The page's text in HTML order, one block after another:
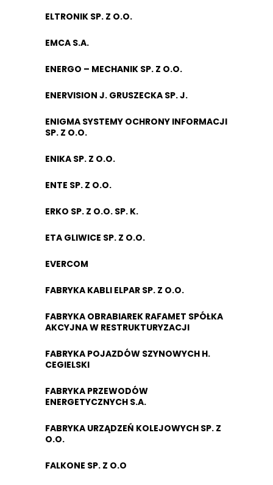
ELTRONIK SP. Z O.O.
EMCA S.A.
ENERGO – MECHANIK SP. Z O.O.
ENERVISION J. GRUSZECKA SP. J.
ENIGMA SYSTEMY OCHRONY INFORMACJI
SP. Z O.O.
ENIKA SP. Z O.O.
ENTE SP. Z O.O.
ERKO SP. Z O.O. SP. K.
ETA GLIWICE SP. Z O.O.
EVERCOM
FABRYKA KABLI ELPAR SP. Z O.O.
FABRYKA OBRABIAREK RAFAMET SPÓŁKA
AKCYJNA W RESTRUKTURYZACJI
FABRYKA POJAZDÓW SZYNOWYCH H.
CEGIELSKI
FABRYKA PRZEWODÓW
ENERGETYCZNYCH S.A.
FABRYKA URZĄDZEŃ KOLEJOWYCH SP. Z
O.O.
FALKONE SP. Z O.O